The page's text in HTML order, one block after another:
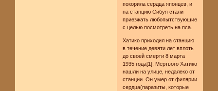
покорила сердца японцев, и
на станцию Сибуя стали
приезжать любопытствующие
с целью посмотреть на пса.
Хатико приходил на станцию
в течение девяти лет вплоть
до своей смерти 8 марта
1935 года[1]. Мёртвого Хатико
нашли на улице, недалеко от
станции. Он умер от филярии
сердца(паразиты, которые